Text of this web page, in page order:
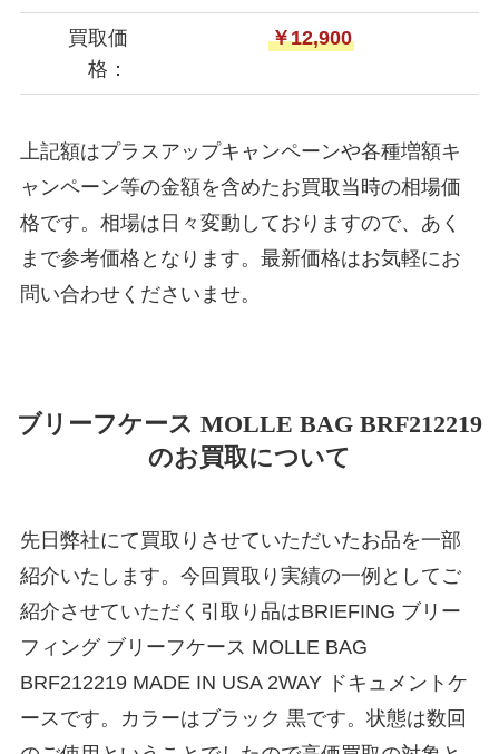
買取価
格：
￥12,900
上記額はプラスアップキャンペーンや各種増額キ
ャンペーン等の金額を含めたお買取当時の相場価
格です。相場は日々変動しておりますので、あく
まで参考価格となります。最新価格はお気軽にお
問い合わせくださいませ。
ブリーフケース MOLLE BAG BRF212219
のお買取について
先日弊社にて買取りさせていただいたお品を一部
紹介いたします。今回買取り実績の一例としてご
紹介させていただく引取り品はBRIEFING ブリー
フィング ブリーフケース MOLLE BAG
BRF212219 MADE IN USA 2WAY ドキュメントケ
ースです。カラーはブラック 黒です。状態は数回